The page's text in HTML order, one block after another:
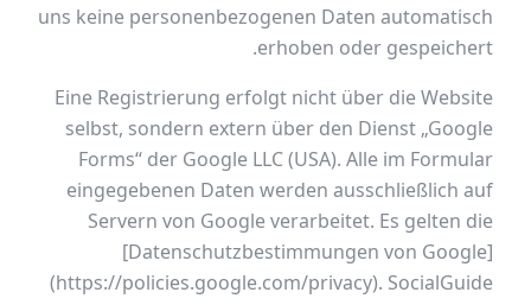
uns keine personenbezogenen Daten automatisch
erhoben oder gespeichert.
Eine Registrierung erfolgt nicht über die Website
selbst, sondern extern über den Dienst „Google
Forms“ der Google LLC (USA). Alle im Formular
eingegebenen Daten werden ausschließlich auf
Servern von Google verarbeitet. Es gelten die
[Datenschutzbestimmungen von Google]
(https://policies.google.com/privacy). SocialGuide